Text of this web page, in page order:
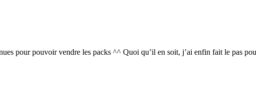
pour pouvoir vendre les packs ^^ Quoi qu’il en soit, j’ai enfin fait le pas